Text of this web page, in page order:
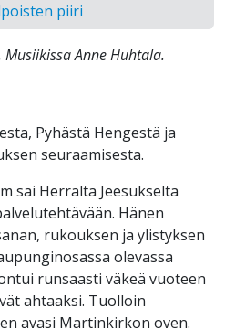
piiri
Anne Huhtala.
Pyhästä Hengestä ja
seuraamisesta.
sai Herralta Jeesukselta
Hänen
rukouksen ja ylistyksen
olevassa
runsaasti väkeä vuoteen
ahtaaksi. Tuolloin
avasi Martinkirkon oven.